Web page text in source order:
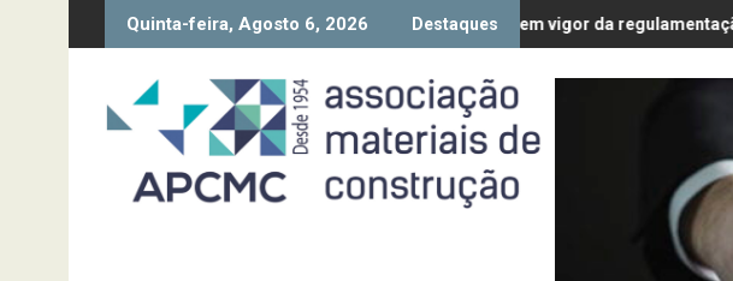
Quinta-feira, Agosto 6, 2026 Destaques
– 2º Trimestre 2026 Entrada em vigor da regulamentação do Lobby -